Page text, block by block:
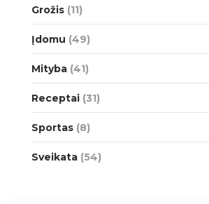
Grožis (11)
Įdomu (49)
Mityba (41)
Receptai (31)
Sportas (8)
Sveikata (54)